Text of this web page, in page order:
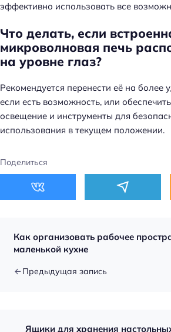
эффективно использовать все
Что делать, если
микроволновая печь
на уровне глаз?
Рекомендуется перенести её на более
если есть возможность, или
освещение и инструменты для
использования в текущем положении.
Поделиться
Как организовать рабочее
маленькой кухне
Предыдущая запись
Ящики для хранения